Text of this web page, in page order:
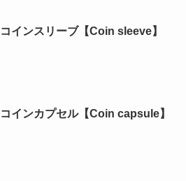
コインスリーブ【Coin sleeve】
コインカプセル【Coin capsule】